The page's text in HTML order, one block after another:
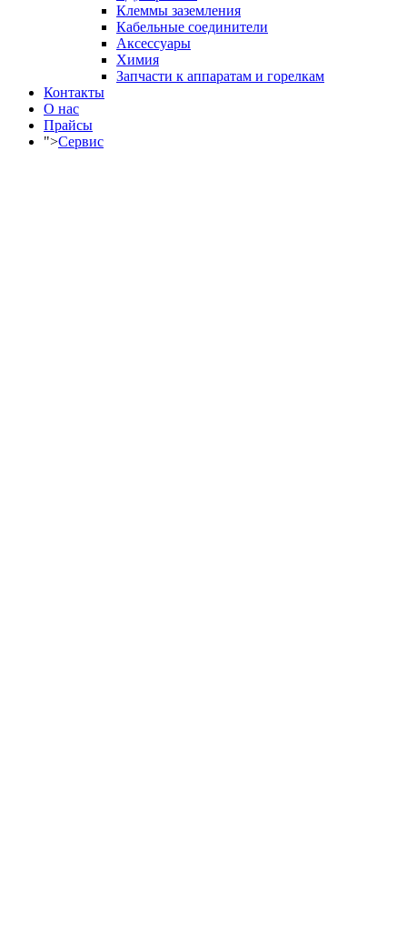
Клеммы заземления
Кабельные соединители
Аксессуары
Химия
Запчасти к аппаратам и горелкам
Контакты
О нас
Прайсы
">Сервис